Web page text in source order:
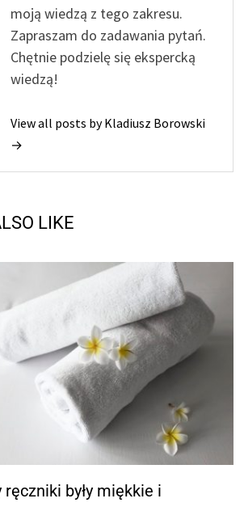
moją wiedzą z tego zakresu.
Zapraszam do zadawania pytań.
Chętnie podzielę się ekspercką
wiedzą!
View all posts by Kladiusz Borowski
→
LIKE
były miękkie i